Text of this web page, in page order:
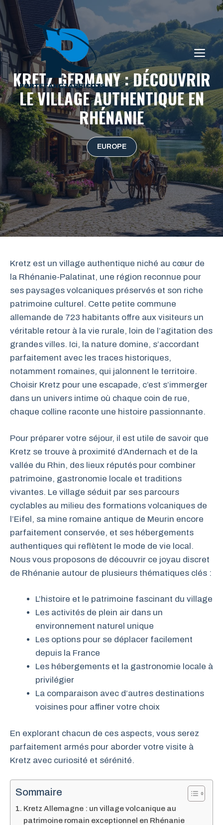
Aller
au
contenu
KRETZ GERMANY : DÉCOUVRIR
LE VILLAGE AUTHENTIQUE EN
RHÉNANIE
EUROPE
Kretz est un village authentique niché au cœur de
la Rhénanie-Palatinat, une région reconnue pour
ses paysages volcaniques préservés et son riche
patrimoine culturel. Cette petite commune
allemande de 723 habitants offre aux visiteurs un
véritable retour à la vie rurale, loin de l’agitation des
grandes villes. Ici, la nature domine, s’accordant
parfaitement avec les traces historiques,
notamment romaines, qui jalonnent le territoire.
Choisir Kretz pour une escapade, c’est s’immerger
dans un univers intime où chaque coin de rue,
chaque colline raconte une histoire passionnante.
Pour préparer votre séjour, il est utile de savoir que
Kretz se trouve à proximité d’Andernach et de la
vallée du Rhin, des lieux réputés pour combiner
patrimoine, gastronomie locale et traditions
vivantes. Le village séduit par ses parcours
cyclables au milieu des formations volcaniques de
l’Eifel, sa mine romaine antique de Meurin encore
parfaitement conservée, et ses hébergements
authentiques qui reflètent le mode de vie local.
Nous vous proposons de découvrir ce joyau discret
de Rhénanie autour de plusieurs thématiques clés :
L’histoire et le patrimoine fascinant du village
Les activités de plein air dans un
environnement naturel unique
Les options pour se déplacer facilement
depuis la France
Les hébergements et la gastronomie locale à
privilégier
La comparaison avec d’autres destinations
voisines pour affiner votre choix
En explorant chacun de ces aspects, vous serez
parfaitement armés pour aborder votre visite à
Kretz avec curiosité et sérénité.
Sommaire
Kretz Allemagne : un village volcanique au
patrimoine romain exceptionnel en Rhénanie